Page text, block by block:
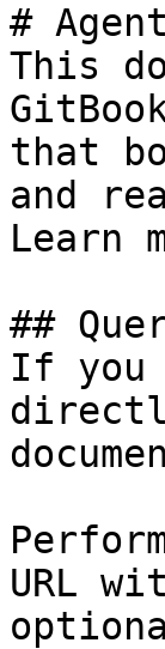
#
This
that
and
Learn
##
If you
URL